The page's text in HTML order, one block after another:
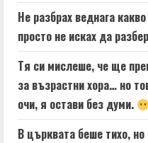
Не разбрах веднага
просто не исках да
Тя си мислеше, че ще
за възрастни хора… но
очи, я остави без думи.
В църквата беше тихо, но